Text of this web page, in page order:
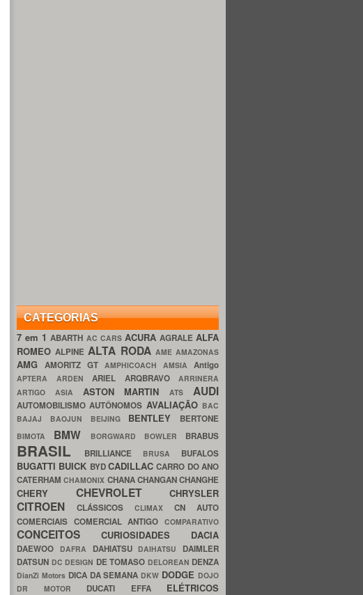
CATEGORIAS
7 em 1ABARTH AC CARS ACURA AGRALE ALFA
ROMEOALPINEALTA RODA AME AMAZONAS
AMG AMORITZ GT AMPHICOACH AMSIA Antigo
APTERA ARDEN ARIEL ARQBRAVO ARRINERA
ARTIGO ASIA ASTON MARTINATS AUDI
AUTOMOBILISMOAUTÔNOMOS AVALIAÇÃO BAC
BAJAJ BAOJUN BEIJING BENTLEY BERTONE
BIMOTA BMW BORGWARD BOWLER BRABUS
BRASIL BRILLIANCE BRUSA BUFALOS
BUGATTI BUICK BYDCADILLACCARRO DO ANO
CATERHAMCHAMONIX CHANACHANGANCHANGHE
CHERY CHEVROLET CHRYSLER
CITROEN CLÁSSICOS CLIMAX CN AUTO
COMERCIAIS COMERCIAL ANTIGOCOMPARATIVO
CONCEITOS CURIOSIDADES DACIA
DAEWOO DAFRA DAHIATSU DAIHATSU DAIMLER
DATSUN DC DESIGN DE TOMASO DELOREAN DENZA
DianZi Motors DICA DA SEMANA DKW DODGE DOJO
DR MOTOR DUCATI EFFA ELÉTRICOS